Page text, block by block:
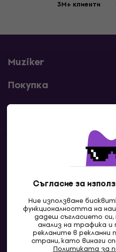
Съгласие за
Ние използваме
функционалността на
дадеш съгласието си,
анализ на трафика и
рекламите в
страни, като винаги
Политиката за
3M+ клиенти
Muziker
Покупка
Полезни линкове